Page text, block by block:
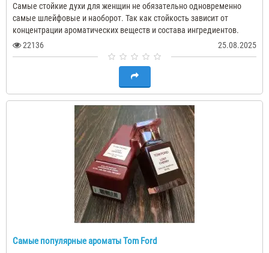
Самые стойкие духи для женщин не обязательно одновременно
самые шлейфовые и наоборот. Так как стойкость зависит от
концентрации ароматических веществ и состава ингредиентов.
Известно, что самое высоко..
22136 25.08.2025
Самые популярные ароматы Tom Ford